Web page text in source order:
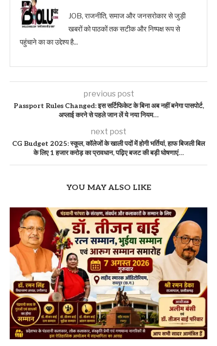
JOB, राजनीति, समाज और जनसरोकार से जुड़ी
खबरों को पाठकों तक सटीक और निष्पक्ष रूप से
पहुंचाने का का उद्देश्य है...
previous post
Passport Rules Changed: इस सर्टिफिकेट के बिना अब नहीं बनेगा पासपोर्ट,
अप्लाई करने से पहले जान लें ये नया नियम…
next post
CG Budget 2025: स्कूल, कॉलेजों के खाली पदों में होगी भर्तियां, हाफ बिजली बिल
के लिए 1 हजार करोड़ का प्रावधान, पढ़िए बजट की बड़ी घोषणाएं…
YOU MAY ALSO LIKE